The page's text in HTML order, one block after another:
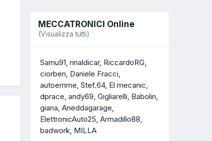
MECCATRONICI Online
(Visualizza tutti)
Samu91 rinaldicar RiccardoRG
ciorben Daniele Fracci
autoemme Stef.64 El mecanic
dprace andy69 Gigliarelli Babolin
giana Aneddagarage
ElettronicAuto25 Armadillo88
badwork MILLA